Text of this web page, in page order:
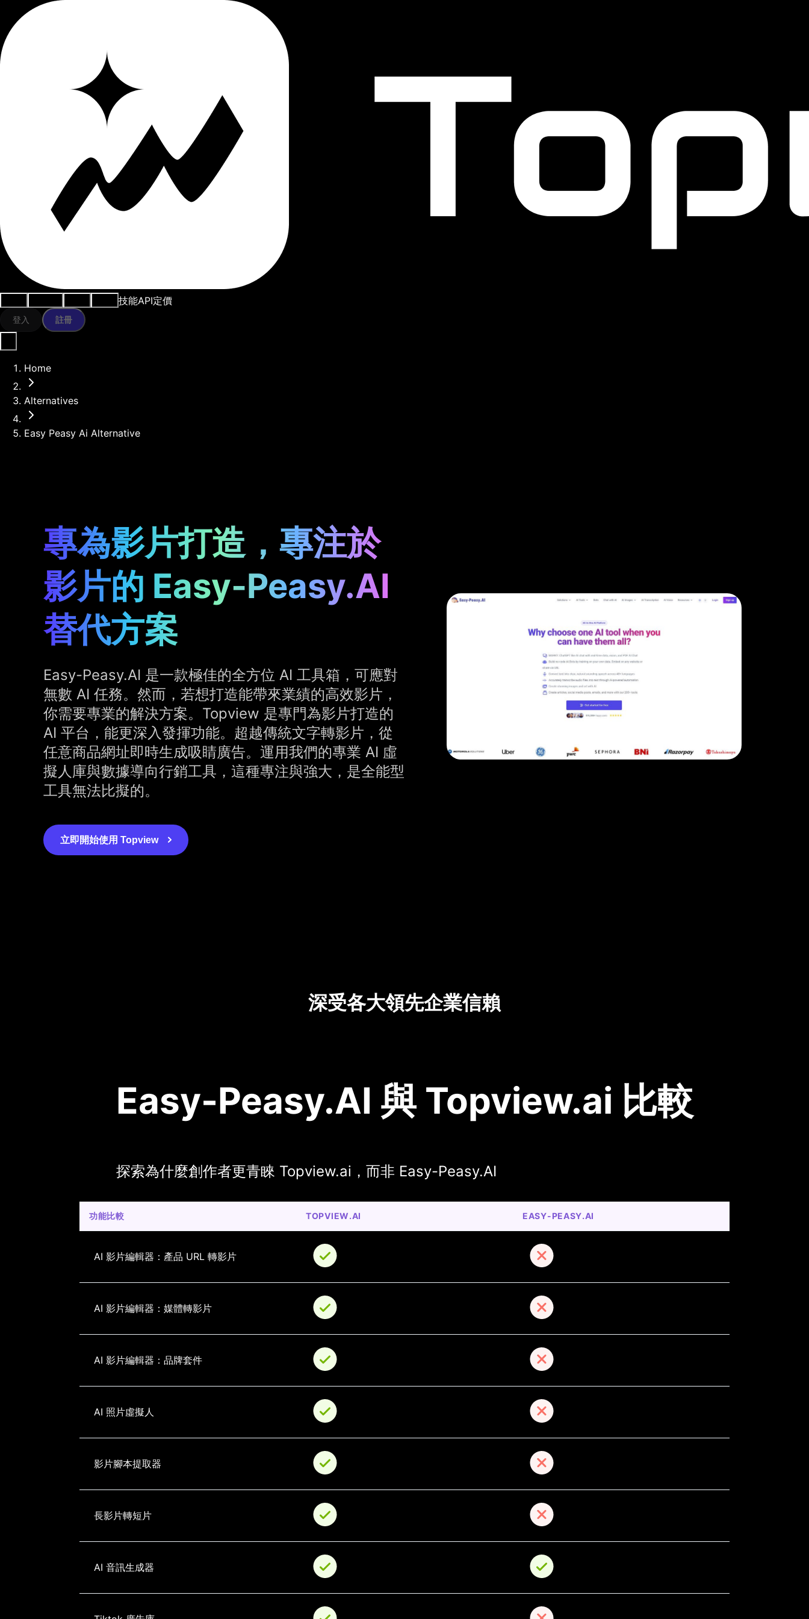
技能API定價
登入 註冊
Home
Alternatives
Easy Peasy Ai Alternative
專為影片打造，專注於
影片的 Easy-Peasy.AI
替代方案
Easy-Peasy.AI 是一款極佳的全方位 AI 工具箱，可應對
無數 AI 任務。然而，若想打造能帶來業績的高效影片，
你需要專業的解決方案。Topview 是專門為影片打造的
AI 平台，能更深入發揮功能。超越傳統文字轉影片，從
任意商品網址即時生成吸睛廣告。運用我們的專業 AI 虛
擬人庫與數據導向行銷工具，這種專注與強大，是全能型
工具無法比擬的。
立即開始使用 Topview
深受各大領先企業信賴
Easy-Peasy.AI 與 Topview.ai 比較
探索為什麼創作者更青睞 Topview.ai，而非 Easy-Peasy.AI
功能比較 TOPVIEW.AI EASY-PEASY.AI
AI 影片編輯器：產品 URL 轉影片
AI 影片編輯器：媒體轉影片
AI 影片編輯器：品牌套件
AI 照片虛擬人
影片腳本提取器
長影片轉短片
AI 音訊生成器